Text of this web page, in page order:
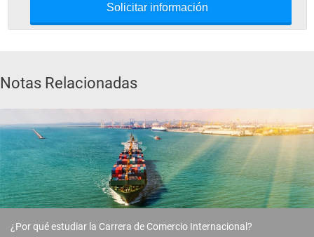
Solicitar información
Notas Relacionadas
¿Por qué estudiar la Carrera de Comercio Internacional?